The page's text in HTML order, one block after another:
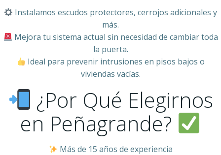
Instalamos escudos protectores, cerrojos adicionales y
más.
Mejora tu sistema actual sin necesidad de cambiar toda
la puerta.
Ideal para prevenir intrusiones en pisos bajos o
viviendas vacías.
¿Por Qué Elegirnos
en Peñagrande?
Más de 15 años de experiencia